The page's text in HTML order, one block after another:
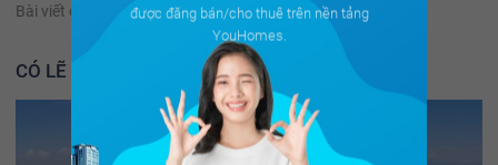
Bài viết có hữu ích không? Có Không
CÓ LẼ BẠN NÊN ĐỌC THÊM
được đăng bán/cho thuê trên nền tảng
YouHomes.